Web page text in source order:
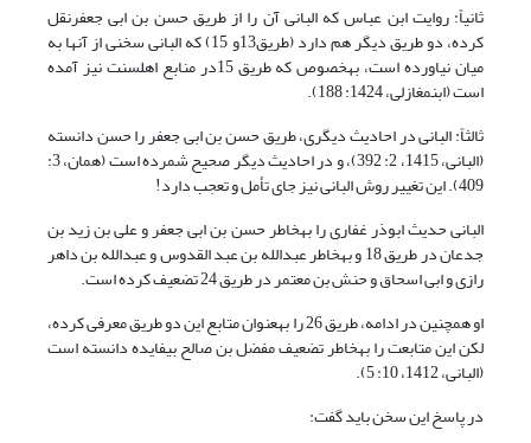
ثانیاً: روایت ابن عباس که البانی آن را از طریق حسن بن ابی جعفرنقل
کرده، دو طریق دیگر هم دارد (طریق13و 15) که البانی سخنی از آنها به
میان نیاورده است، به‏خصوص که طریق 15در منابع اهل‏سنت نیز آمده
است (ابن‏مغازلی، 1424: 188).
ثالثاً: البانی در احادیث دیگری، طریق حسن بن ابی جعفر را حسن دانسته
(البانی، 1415، 2: 392)، و در احادیث دیگر صحیح شمرده است (همان، 3:
409). این تغییر روش البانی نیز جای تأمل و تعجب دارد!
البانی حدیث ابوذر غفاری را به‏خاطر حسن بن ابی جعفر و علی بن زید بن
جدعان در طریق 18 و به‏خاطر عبدالله بن عبد القدوس و عبدالله بن داهر
رازی و ابی اسحاق و حنش بن معتمر در طریق 24 تضعیف کرده است.
او همچنین در ادامه، طریق 26 را به‏عنوان متابع این دو طریق معرفی کرده،
لکن این متابعت را به‏خاطر تضعیف مفضل بن صالح بی‏فایده دانسته است
(البانی، 1412، 10: 5).
در پاسخ این سخن باید گفت: